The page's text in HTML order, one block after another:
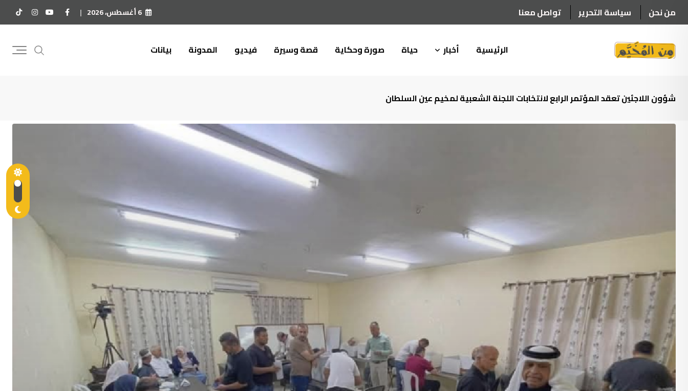
to
من نحن سياسة التحرير تواصل معنا 6 أغسطس، 2026
الرئيسية أخبار حياة صورة وحكاية قصة وسيرة فيديو المدونة بيانات
شؤون اللاجئين تعقد المؤتمر الرابع لانتخابات اللجنة الشعبية لمخيم عين السلطان